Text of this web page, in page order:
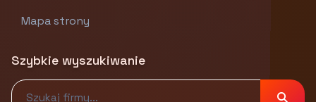
Mapa strony
Szybkie wyszukiwanie